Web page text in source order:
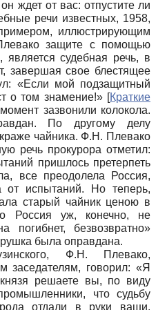
ждет от вас: отпустите ли
речи известных, 1958,
иллюстрирующим
защите с помощью
является судебная речь, в
завершая свое блестящее
«Если мой подзащитный
о том знамение!» [Краткие
зазвонили колокола.
По другому делу
чайника. Ф.Н. Плевако
речь прокурора отметил:
пришлось претерпеть
все преодолела Россия,
от испытаний. Но теперь,
старый чайник ценою в
Россия уж, конечно, не
погибнет, безвозвратно»
была оправдана.
Ф.Н. Плевако,
заседателям, говорил: «Я
решаете вы, по виду
что судьбу
отдали в руки ваши.